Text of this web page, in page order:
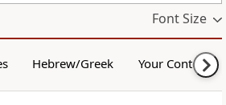
Font Size
Hebrew/Greek Your Content